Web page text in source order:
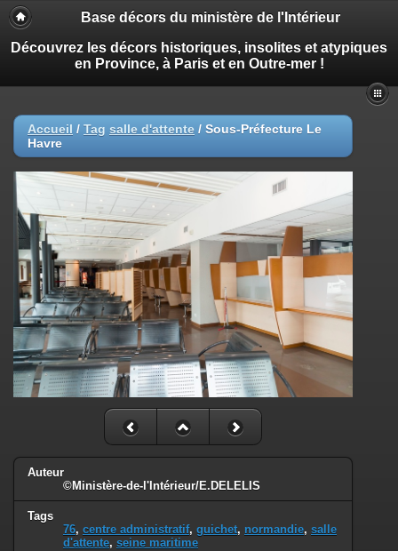
Base décors du ministère de l'Intérieur
Découvrez les décors historiques, insolites et atypiques
en Province, à Paris et en Outre-mer !
Accueil / Tag salle d'attente / Sous-Préfecture Le
Havre
Auteur
©Ministère-de-l'Intérieur/E.DELELIS
Tags
76, centre administratif, guichet, normandie, salle
d'attente, seine maritime